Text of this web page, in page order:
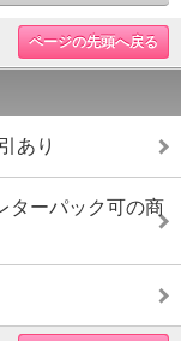
ページの先頭へ戻る
あり
ターパック可の商